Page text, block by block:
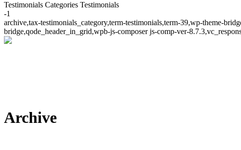
Testimonials Categories Testimonials
-1
archive,tax-testimonials_category,term-testimonials,term-39,wp-theme-
bridge,qode_header_in_grid,wpb-js-composer js-comp-ver-
Archive